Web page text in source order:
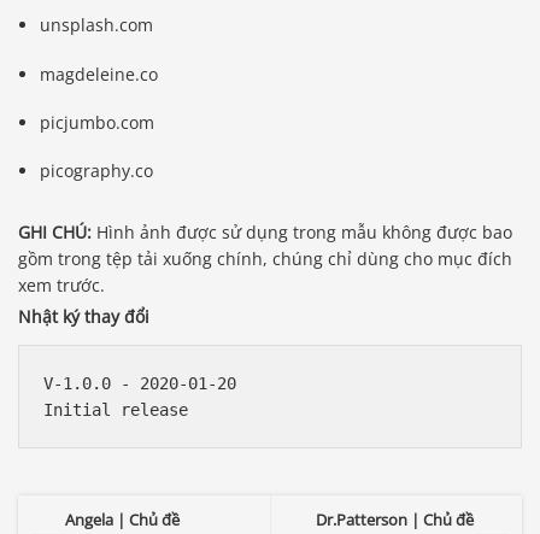
unsplash.com
magdeleine.co
picjumbo.com
picography.co
GHI CHÚ: Hình ảnh được sử dụng trong mẫu không được bao
gồm trong tệp tải xuống chính, chúng chỉ dùng cho mục đích
xem trước.
Nhật ký thay đổi
V-1.0.0 - 2020-01-20
Angela | Chủ đề
Dr.Patterson | Chủ đề